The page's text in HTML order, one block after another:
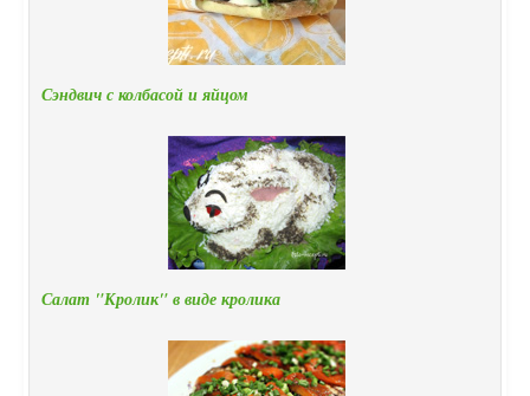
Сэндвич с колбасой и яйцом
Салат "Кролик" в виде кролика